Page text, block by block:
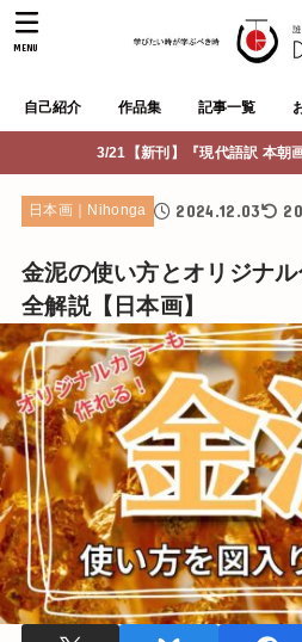
自己紹介 作品集 記事一覧
MENU
3/21【新刊】『現代語訳 本朝
日本画｜Nihonga 2024.12.03
金泥の使い方とオリジナ
全解説【日本画】